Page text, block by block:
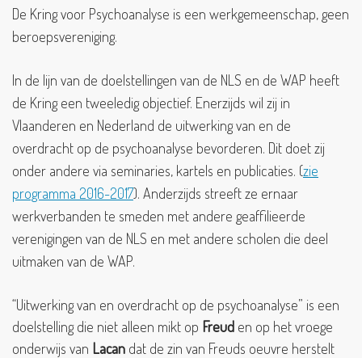
De Kring voor Psychoanalyse is een werkgemeenschap, geen
beroepsvereniging.
In de lijn van de doelstellingen van de NLS en de WAP heeft
de Kring een tweeledig objectief. Enerzijds wil zij in
Vlaanderen en Nederland de uitwerking van en de
overdracht op de psychoanalyse bevorderen. Dit doet zij
onder andere via seminaries, kartels en publicaties. (zie
programma 2016-2017). Anderzijds streeft ze ernaar
werkverbanden te smeden met andere geaffilieerde
verenigingen van de NLS en met andere scholen die deel
uitmaken van de WAP.
“Uitwerking van en overdracht op de psychoanalyse” is een
doelstelling die niet alleen mikt op Freud en op het vroege
onderwijs van Lacan dat de zin van Freuds oeuvre herstelt